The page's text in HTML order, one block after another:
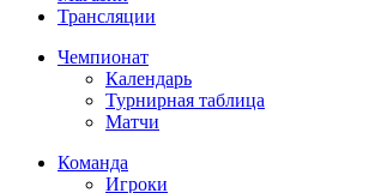
Трансляции
Чемпионат
Календарь
Турнирная таблица
Матчи
Команда
Игроки